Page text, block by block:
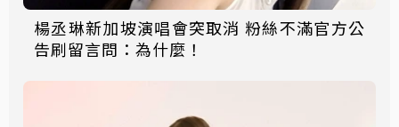
楊丞琳新加坡演唱會突取消 粉絲不滿官方公
告刷留言問：為什麼！